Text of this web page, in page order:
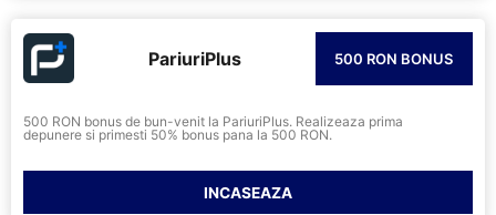
PariuriPlus 500 RON BONUS
500 RON bonus de bun-venit la PariuriPlus. Realizeaza prima
depunere si primesti 50% bonus pana la 500 RON.
INCASEAZA